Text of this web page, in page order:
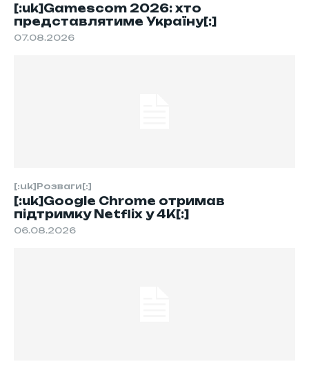
[:uk]Gamescom 2026: хто
представлятиме Україну[:]
07.08.2026
[:uk]Розваги[:]
[:uk]Google Chrome отримав
підтримку Netflix у 4K[:]
06.08.2026